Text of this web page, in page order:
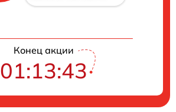
Конец акции
01:13:42